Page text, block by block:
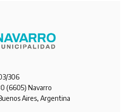
306
(6605) Navarro
Aires, Argentina